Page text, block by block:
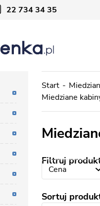
22 734 34 35
Start
Miedziane
Filtruj
Cena
Sortuj